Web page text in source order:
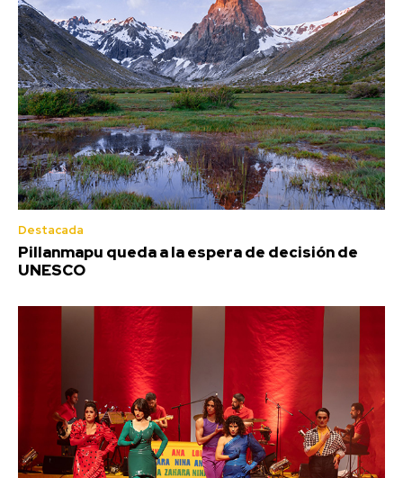
Destacada
Pillanmapu queda a la espera de decisión de
UNESCO